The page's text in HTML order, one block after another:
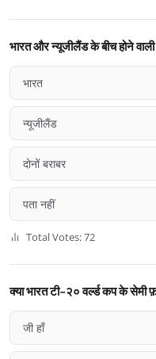
भारत और न्यूजीलैंड के बीच होने
भारत
न्यूजीलैंड
दोनों बराबर
पता नहीं
Total Votes: 72
क्या भारत टी-२० वर्ल्ड कप के सेमी
जी हाँ